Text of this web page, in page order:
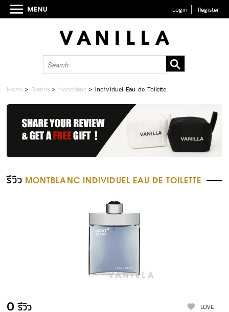
Login Register
Home > Brands > Montblanc >Individuel Eau de Toilette
รีวิว MONTBLANC INDIVIDUEL EAU DE TOILETTE
0 รีวิว
LOVE